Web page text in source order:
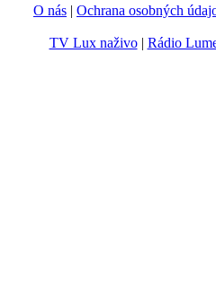
O nás | Ochrana osobných
TV Lux naživo| Rádio